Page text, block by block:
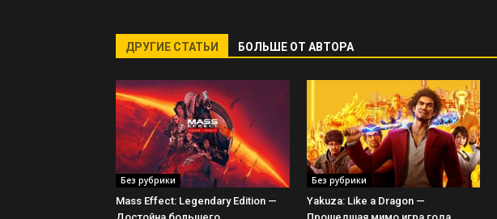
ДРУГИЕ СТАТЬИ БОЛЬШЕ ОТ АВТОРА
Без рубрики
Mass Effect: Legendary Edition —
Без рубрики
Yakuza: Like a Dragon —